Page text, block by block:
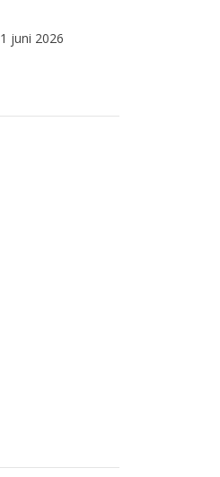
1 juni 2026